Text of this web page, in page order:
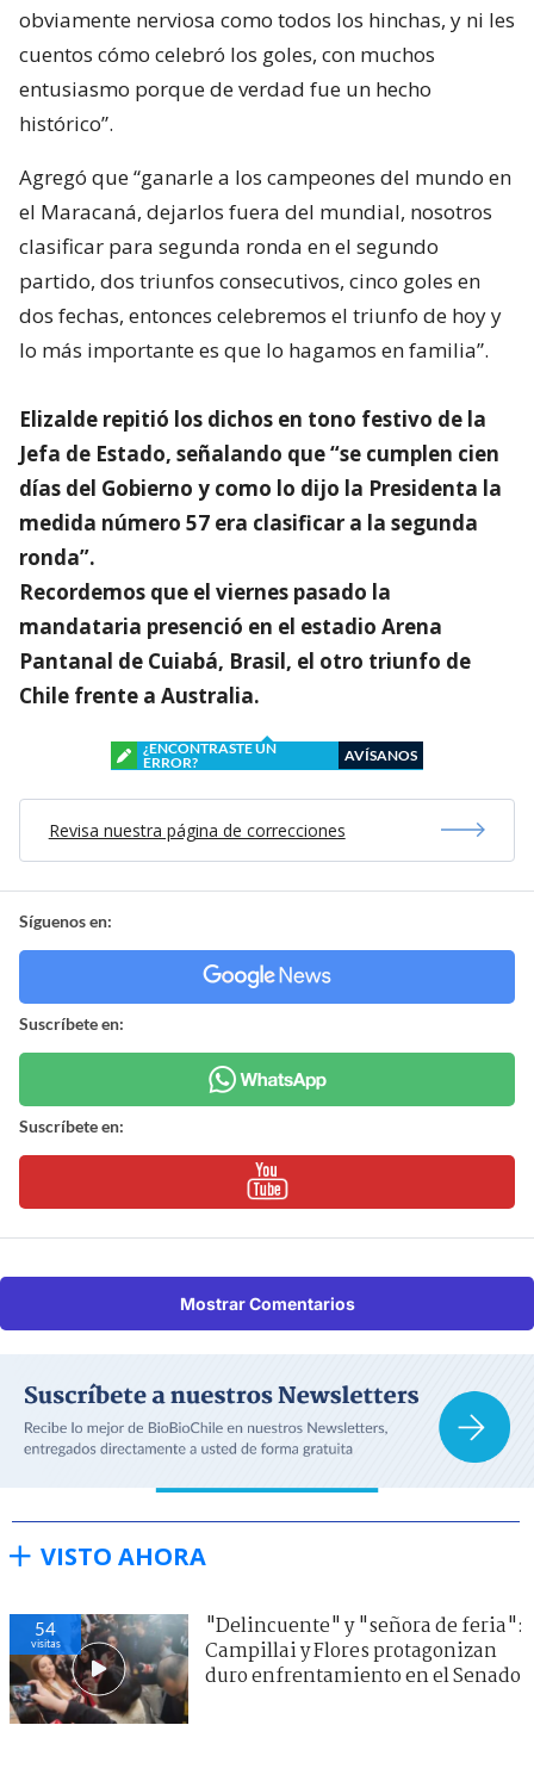
obviamente nerviosa como todos los hinchas, y ni les
cuentos cómo celebró los goles, con muchos
entusiasmo porque de verdad fue un hecho
histórico”.
Agregó que “ganarle a los campeones del mundo en
el Maracaná, dejarlos fuera del mundial, nosotros
clasificar para segunda ronda en el segundo
partido, dos triunfos consecutivos, cinco goles en
dos fechas, entonces celebremos el triunfo de hoy y
lo más importante es que lo hagamos en familia”.
Elizalde repitió los dichos en tono festivo de la
Jefa de Estado, señalando que “se cumplen cien
días del Gobierno y como lo dijo la Presidenta la
medida número 57 era clasificar a la segunda
ronda”.
Recordemos que el viernes pasado la
mandataria presenció en el estadio Arena
Pantanal de Cuiabá, Brasil, el otro triunfo de
Chile frente a Australia.
¿ENCONTRASTE UN
ERROR?
AVÍSANOS
Revisa nuestra página de correcciones
Síguenos en:
Suscríbete en:
Suscríbete en:
Mostrar Comentarios
VISTO AHORA
54
visitas
"Delincuente" y "señora de feria":
Campillai y Flores protagonizan
duro enfrentamiento en el Senado